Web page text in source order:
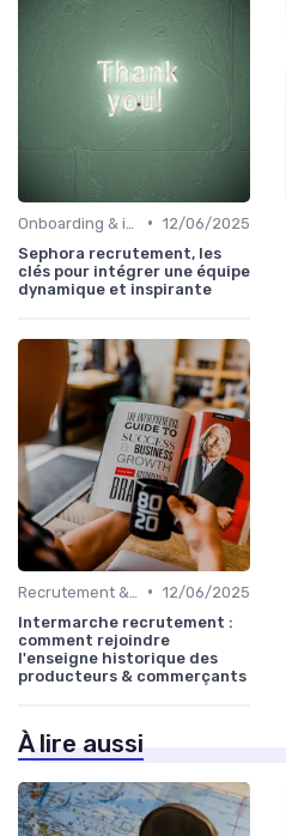
• 12/06/2025
Sephora recrutement, les
clés pour intégrer une équipe
dynamique et inspirante
• 12/06/2025
Intermarche recrutement :
comment rejoindre
l'enseigne historique des
producteurs & commerçants
À lire aussi